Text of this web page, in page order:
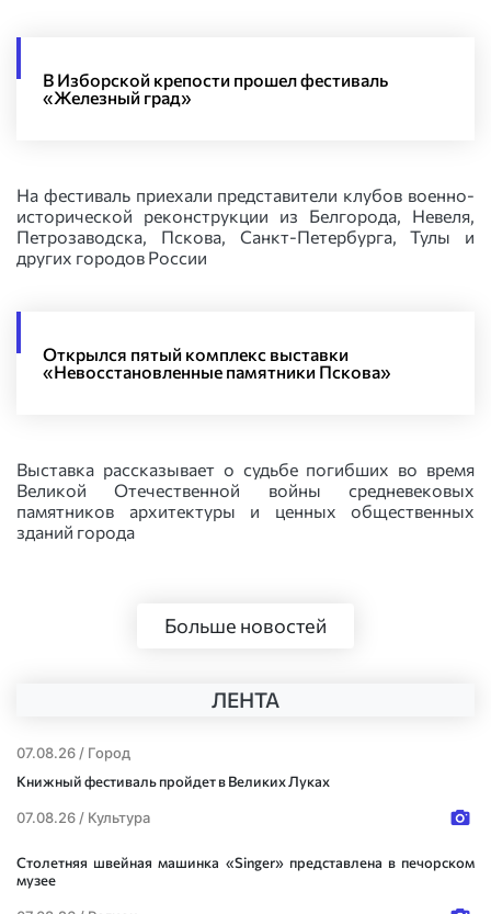
В Изборской крепости прошел фестиваль
«Железный град»
На фестиваль приехали представители клубов военно-
исторической реконструкции из Белгорода, Невеля,
Петрозаводска, Пскова, Санкт-Петербурга, Тулы и
других городов России
Открылся пятый комплекс выставки
«Невосстановленные памятники Пскова»
Выставка рассказывает о судьбе погибших во время
Великой Отечественной войны средневековых
памятников архитектуры и ценных общественных
зданий города
Больше новостей
ЛЕНТА
07.08.26 / Город
Книжный фестиваль пройдет в Великих Луках
07.08.26 / Культура
Столетняя швейная машинка «Singer» представлена в печорском
музее